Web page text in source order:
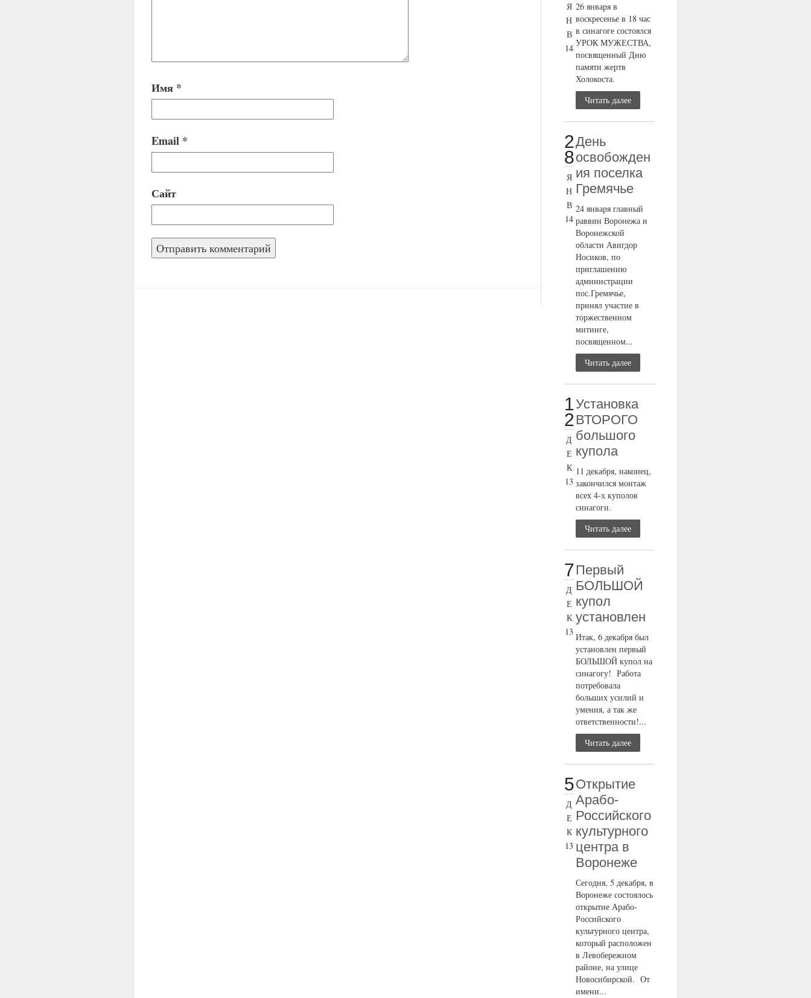
Имя *
Email *
Сайт
Я
Н
В
14
26 января в
воскресенье в 18 час
в синагоге состоялся
УРОК МУЖЕСТВА,
посвященный Дню
памяти жертв
Холокоста.
Читать далее
2
8
Я
Н
В
14
День
освобожден
ия поселка
Гремячье
24 января главный
раввин Воронежа и
Воронежской
области Авигдор
Носиков, по
приглашению
администрации
пос.Гремячье,
принял участие в
торжественном
митинге,
посвященном...
Читать далее
1
2
Д
Е
К
13
Установка
ВТОРОГО
большого
купола
11 декабря, наконец,
закончился монтаж
всех 4-х куполов
синагоги.
Читать далее
7
Д
Е
К
13
Первый
БОЛЬШОЙ
купол
установлен
Итак, 6 декабря был
установлен первый
БОЛЬШОЙ купол на
синагогу! Работа
потребовала
больших усилий и
умения, а так же
ответственности!...
Читать далее
5
Д
Е
К
13
Открытие
Арабо-
Российского
культурного
центра в
Воронеже
Сегодня, 5 декабря, в
Воронеже состоялось
открытие Арабо-
Российского
культурного центра,
который расположен
в Левобережном
районе, на улице
Новосибирской. От
имени...